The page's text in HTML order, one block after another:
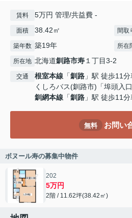
賃料 5万円 管理/共益費 -
面積 38.42㎡ 間取
築年数 築19年 所在
所在地 北海道釧路市寿１丁目3-2
交通 根室本線 「釧路 」駅 徒歩11
くしろバス(釧路市)「埠頭入
釧網本線 「釧路 」駅 徒歩11
無料 お問い
ボヌール寿の募集中物件
202
5万円
2階 / 11.62坪(38.42㎡)